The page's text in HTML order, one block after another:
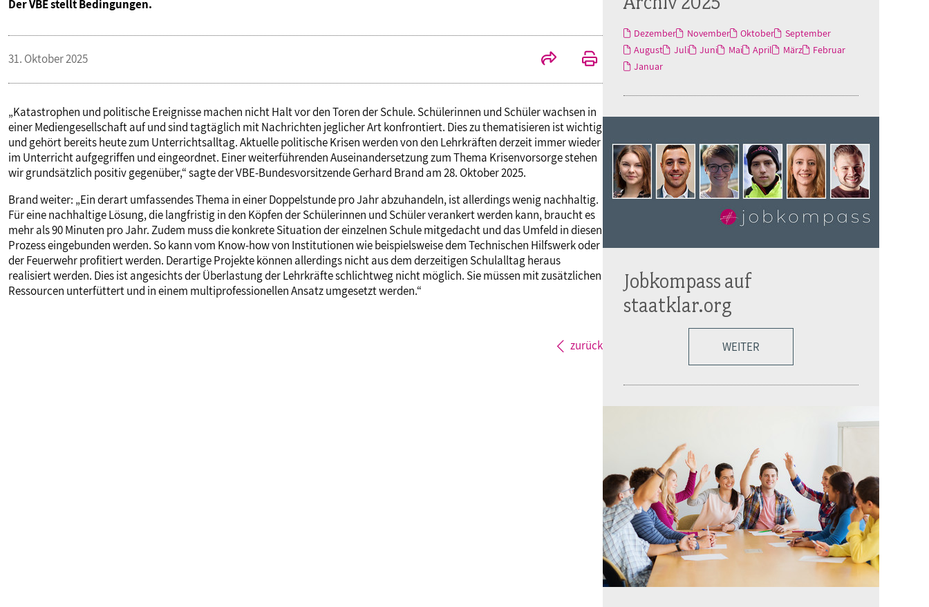
Parlamentarisches Sommerfest
MITGLIEDSCHAFT & SERVICE
Der VBE stellt Bedingungen.
31. Oktober 2025
„Katastrophen und politische Ereignisse machen nicht Halt vor den Toren der Schule. Schülerinnen und Schüler wachsen in
einer Mediengesellschaft auf und sind tagtäglich mit Nachrichten jeglicher Art konfrontiert. Dies zu thematisieren ist wichtig
und gehört bereits heute zum Unterrichtsalltag. Aktuelle politische Krisen werden von den Lehrkräften derzeit immer wieder
im Unterricht aufgegriffen und eingeordnet. Einer weiterführenden Auseinandersetzung zum Thema Krisenvorsorge stehen
wir grundsätzlich positiv gegenüber,“ sagte der VBE-Bundesvorsitzende Gerhard Brand am 28. Oktober 2025.
Brand weiter: „Ein derart umfassendes Thema in einer Doppelstunde pro Jahr abzuhandeln, ist allerdings wenig nachhaltig.
Für eine nachhaltige Lösung, die langfristig in den Köpfen der Schülerinnen und Schüler verankert werden kann, braucht es
mehr als 90 Minuten pro Jahr. Zudem muss die konkrete Situation der einzelnen Schule mitgedacht und das Umfeld in diesen
Prozess eingebunden werden. So kann vom Know-how von Institutionen wie beispielsweise dem Technischen Hilfswerk oder
der Feuerwehr profitiert werden. Derartige Projekte können allerdings nicht aus dem derzeitigen Schulalltag heraus
realisiert werden. Dies ist angesichts der Überlastung der Lehrkräfte schlichtweg nicht möglich. Sie müssen mit zusätzlichen
Ressourcen unterfüttert und in einem multiprofessionellen Ansatz umgesetzt werden.“
zurück
Dezember November Oktober
September
August
Juli Juni Mai April März
Februar
Januar
Jobkompass auf
staatklar.org
WEITER